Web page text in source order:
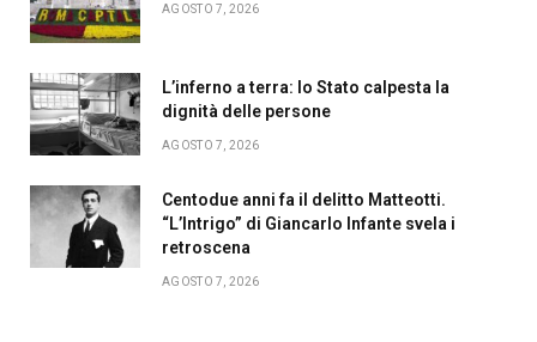
AGOSTO 7, 2026
L’inferno a terra: lo Stato calpesta la
dignità delle persone
AGOSTO 7, 2026
Centodue anni fa il delitto Matteotti.
“L’Intrigo” di Giancarlo Infante svela i
retroscena
AGOSTO 7, 2026